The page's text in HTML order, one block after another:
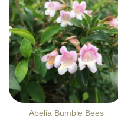
Abelia Bumble Bees